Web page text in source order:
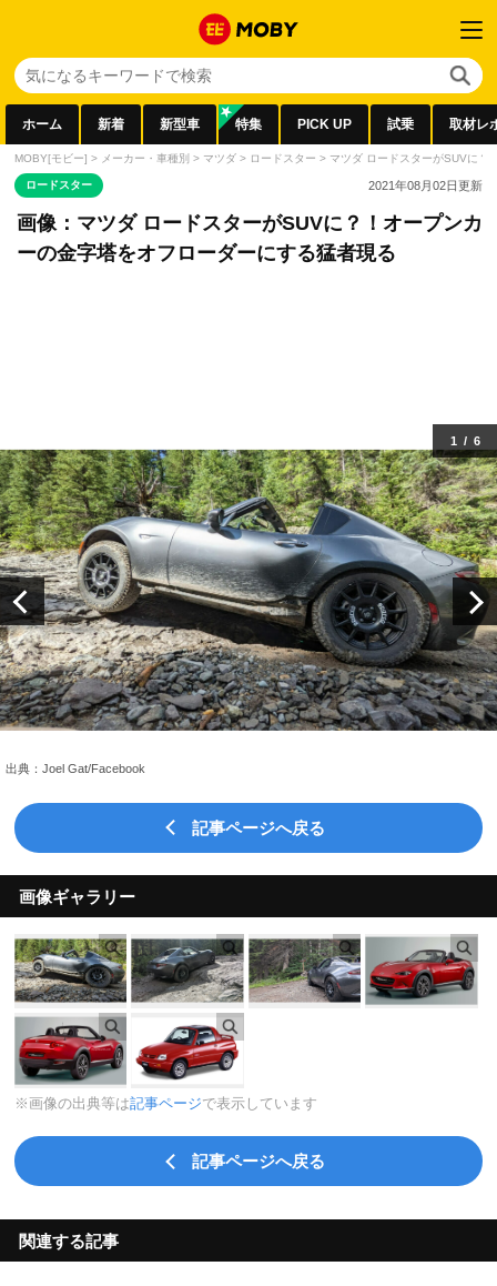
ホーム 新着 新型車 特集 PICK UP 試乗 取材レ
MOBY[モビー] > メーカー・車種別 > マツダ > ロードスター > マツダ ロードスターがSUVに？
ロードスター 2021年08月02日更新
画像：マツダ ロードスターがSUVに？！オープンカ
ーの金字塔をオフローダーにする猛者現る
出典：Joel Gat/Facebook
1 / 6
記事ページへ戻る
画像ギャラリー
※画像の出典等は記事ページで表示しています
記事ページへ戻る
関連する記事